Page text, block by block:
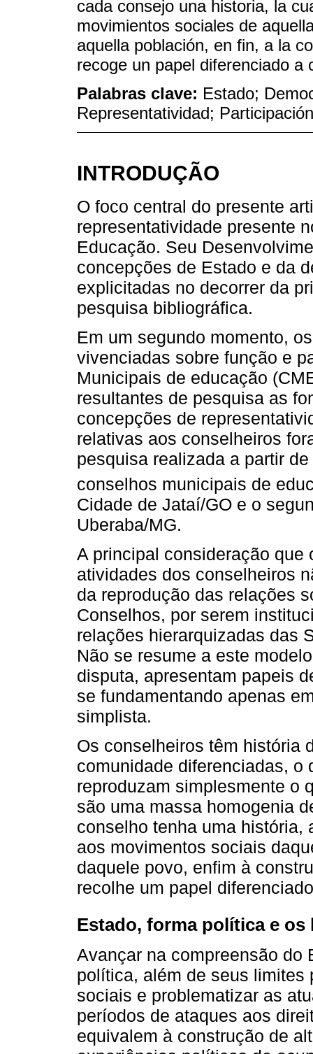
cada consejo una historia, la
movimientos sociales de
aquella población, en fin, a la
recoge un papel diferenciado a
Palabras clave: Estado;
Representatividad; Participación
INTRODUÇÃO
O foco central do presente
representatividade presente
Educação. Seu
concepções de Estado e da
explicitadas no decorrer da
pesquisa bibliográfica.
Em um segundo momento,
vivenciadas sobre função e
Municipais de educação
resultantes de pesquisa as
concepções de
relativas aos conselheiros
pesquisa realizada a partir
conselhos municipais de
Cidade de Jataí/GO e o
Uberaba/MG.
A principal consideração que
atividades dos conselheiros
da reprodução das relações
Conselhos, por serem
relações hierarquizadas das
Não se resume a este
disputa, apresentam papeis
se fundamentando apenas
simplista.
Os conselheiros têm história
comunidade diferenciadas, o
reproduzam simplesmente o
são uma massa homogenia
conselho tenha uma história,
aos movimentos sociais
daquele povo, enfim à
recolhe um papel
Estado, forma política e os
Avançar na compreensão do
política, além de seus limites
sociais e problematizar as
períodos de ataques aos
equivalem à construção de